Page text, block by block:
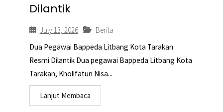
Dilantik
July 13, 2026
Berita
Dua Pegawai Bappeda Litbang Kota Tarakan
Resmi Dilantik Dua pegawai Bappeda Litbang Kota
Tarakan, Kholifatun Nisa...
Lanjut Membaca